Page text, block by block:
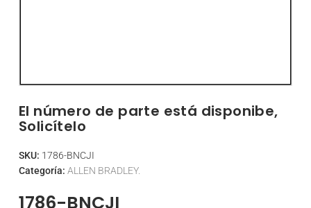
El número de parte está disponibe,
Solicítelo
SKU: 1786-BNCJI
Categoría: ALLEN BRADLEY.
1786-BNCJI